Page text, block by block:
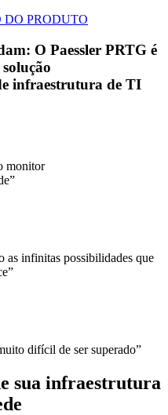
DO PRODUTO
O Paessler PRTG é
infraestrutura de TI
monitor
as infinitas possibilidades que
difícil de ser superado”
sua infraestrutura